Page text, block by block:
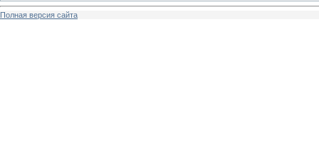
Полная версия сайта